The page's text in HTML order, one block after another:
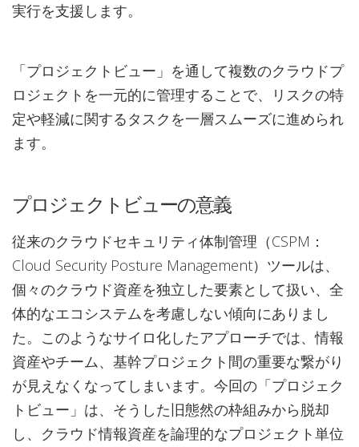
実行を支援します。
「プロジェクトビュー」を通して複数のクラウドプ
ロジェクトを一元的に管理することで、リスクの特
定や軽減に関するタスクを一層スムーズに進められ
ます。
プロジェクトビューの意義
従来のクラウドセキュリティ体制管理（CSPM：
Cloud Security Posture Management）ツールは、
個々のクラウド資産を独立した要素として扱い、全
体的なエコシステムを考慮しない傾向にありまし
た。このようなサイロ化したアプローチでは、情報
資産やチーム、基幹プロジェクト間の重要な繋がり
が見えなくなってしまいます。今回の「プロジェク
トビュー」は、そうした旧態然の枠組みから脱却
し、クラウド情報資産を論理的なプロジェクト単位